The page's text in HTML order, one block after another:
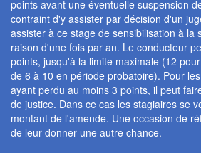
points avant une éventuelle suspension
contraint d'y assister par décision d'un
assister à ce stage de sensibilisation à la
raison d'une fois par an. Le conducteur
points, jusqu'à la limite maximale (12
de 6 à 10 en période probatoire). Pour
ayant perdu au moins 3 points, il peut
de justice. Dans ce cas les stagiaires se
montant de l'amende. Une occasion de
de leur donner une autre chance.